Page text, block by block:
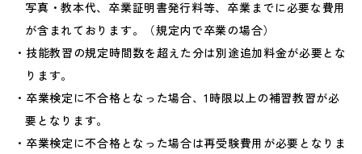
写真・教本代、卒業証明書発行料等、卒業までに必要な費用
が含まれております。（規定内で卒業の場合）
技能教習の規定時間数を超えた分は別途追加料金が必要とな
ります。
卒業検定に不合格となった場合、1時限以上の補習教習が必
要となります。
卒業検定に不合格となった場合は再受験費用が必要となりま